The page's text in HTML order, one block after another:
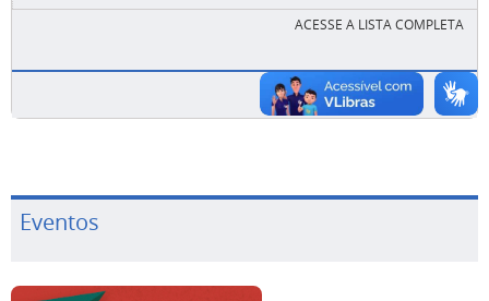
ACESSE A LISTA COMPLETA
Eventos